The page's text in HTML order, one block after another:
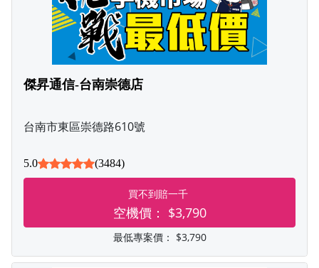
傑昇通信-台南崇德店
台南市東區崇德路610號
5.0 (3484)
買不到賠一千
空機價： $3,790
最低專案價： $3,790